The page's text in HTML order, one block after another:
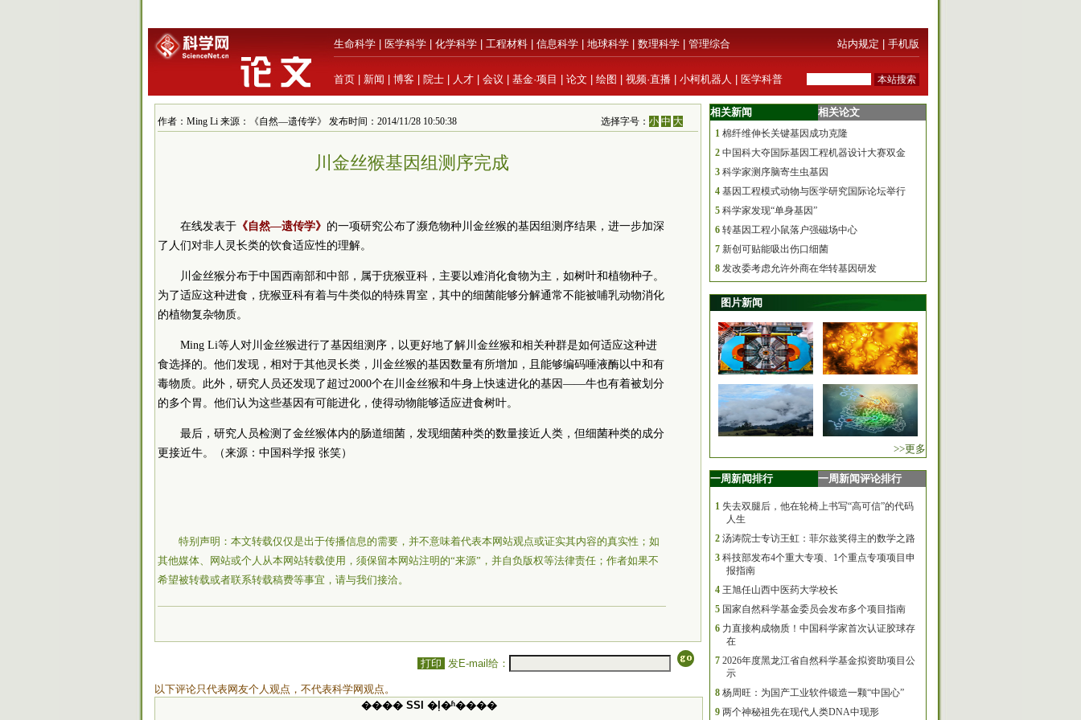
生命科学 医学科学 化学科学 工程材料 信息科学 地球科学 数理科学 管理综合 站内规定 手机版
首页 新闻 博客 院士 人才 会议 基金·项目 论文 绘图 视频·直播 小柯机器人 医学科普
作者：Ming Li 来源：《自然—遗传学》 发布时间：2014/11/28 10:50:38 选择字号：小 中 大
川金丝猴基因组测序完成
在线发表于 《自然—遗传学》 的一项研究公布了濒危物种川金丝猴的基因组测序结果，进一步加深
了人们对非人灵长类的饮食适应性的理解。
川金丝猴分布于中国西南部和中部，属于疣猴亚科，主要以难消化食物为主，如树叶和植物种子。
为了适应这种进食，疣猴亚科有着与牛类似的特殊胃室，其中的细菌能够分解通常不能被哺乳动物消化
的植物复杂物质。
Ming Li等人对川金丝猴进行了基因组测序，以更好地了解川金丝猴和相关种群是如何适应这种进
食选择的。他们发现，相对于其他灵长类，川金丝猴的基因数量有所增加，且能够编码唾液酶以中和有
毒物质。此外，研究人员还发现了超过2000个在川金丝猴和牛身上快速进化的基因——牛也有着被划分
的多个胃。他们认为这些基因有可能进化，使得动物能够适应进食树叶。
最后，研究人员检测了金丝猴体内的肠道细菌，发现细菌种类的数量接近人类，但细菌种类的成分
更接近牛。（来源：中国科学报 张笑）
特别声明：本文转载仅仅是出于传播信息的需要，并不意味着代表本网站观点或证实其内容的真实性；如
其他媒体、网站或个人从本网站转载使用，须保留本网站注明的“来源”，并自负版权等法律责任；作者如果不
希望被转载或者联系转载稿费等事宜，请与我们接洽。
打印 发E-mail给：
以下评论只代表网友个人观点，不代表科学网观点。
���� SSI �ļ�ʱ����
相关新闻 相关论文
1 棉纤维伸长关键基因成功克隆
2 中国科大夺国际基因工程机器设计大赛双金
3 科学家测序脑寄生虫基因
4 基因工程模式动物与医学研究国际论坛举行
5 科学家发现“单身基因”
6 转基因工程小鼠落户强磁场中心
7 新创可贴能吸出伤口细菌
8 发改委考虑允许外商在华转基因研发
图片新闻
>>更多
一周新闻排行 一周新闻评论排行
1 失去双腿后，他在轮椅上书写“高可信”的代码
人生
2 汤涛院士专访王虹：菲尔兹奖得主的数学之路
3 科技部发布4个重大专项、1个重点专项项目申
报指南
4 王旭任山西中医药大学校长
5 国家自然科学基金委员会发布多个项目指南
6 力直接构成物质！中国科学家首次认证胶球存
在
7 2026年度黑龙江省自然科学基金拟资助项目公
示
8 杨周旺：为国产工业软件锻造一颗“中国心”
9 两个神秘祖先在现代人类DNA中现形